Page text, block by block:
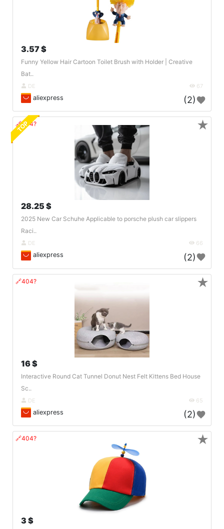
3.57 $
Funny Yellow Hair Cartoon Toilet Brush with Holder | Creative
Bat..
DE 67
aliexpress (2)
🔗404?
TOP
28.25 $
2025 New Car Schuhe Applicable to porsche plush car slippers
Raci..
DE 66
aliexpress (2)
★
🔗404?
16 $
Interactive Round Cat Tunnel Donut Nest Felt Kittens Bed House
Sc..
DE 65
aliexpress (2)
★
🔗404?
3 $
★